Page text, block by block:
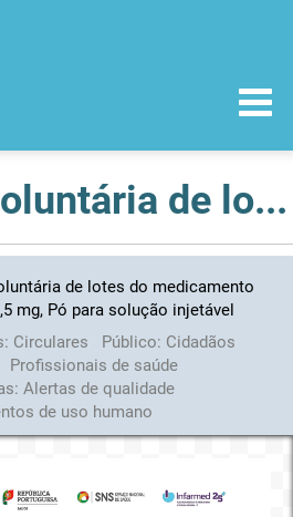
Recolha voluntária de lotes do medicamento Velcade, 3,5 mg, Pó para solução injetável
de lotes do medicamento
mg, Pó para solução injetável
Circulares Público: Cidadãos
Profissionais de saúde
Alertas de qualidade
de uso humano